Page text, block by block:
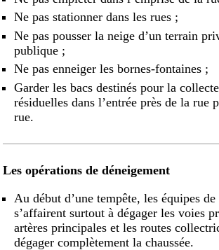
Ne pas stationner dans les rues ;
Ne pas pousser la neige d’un terrain
publique ;
Ne pas enneiger les bornes-fontaines ;
Garder les bacs destinés pour la
résiduelles dans l’entrée près de la rue
rue.
Les opérations de déneigement
Au début d’une tempête, les équipes
s’affairent surtout à dégager les voies
artères principales et les routes
dégager complètement la chaussée.